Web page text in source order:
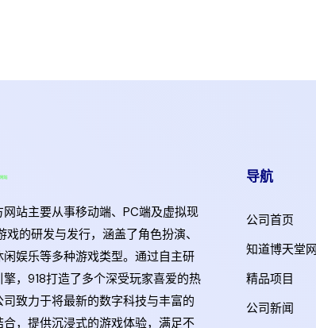
站主要从事移动端、PC端及虚拟现
戏的研发与发行，涵盖了角色扮演、
闲娱乐等多种游戏类型。通过自主研
，918打造了多个深受玩家喜爱的热
司致力于将最新的数字科技与丰富的
合，提供沉浸式的游戏体验，满足不
导航
公司首页
知道博天堂
精品项目
公司新闻